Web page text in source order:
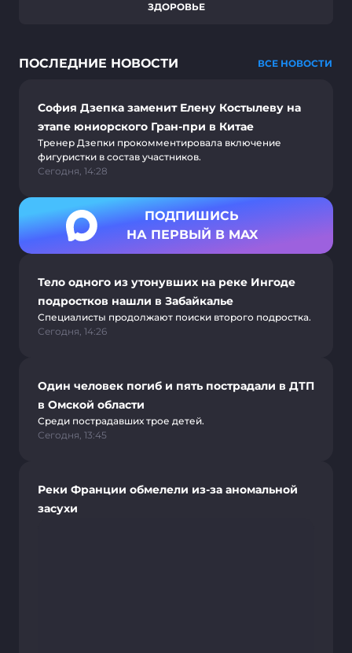
ЗДОРОВЬЕ
ПОСЛЕДНИЕ НОВОСТИ ВСЕ НОВОСТИ
София Дзепка заменит Елену Костылеву на
этапе юниорского Гран-при в Китае
Тренер Дзепки прокомментировала включение
фигуристки в состав участников.
Сегодня, 14:28
ПОДПИШИСЬ
НА ПЕРВЫЙ В MAX
Тело одного из утонувших на реке Ингоде
подростков нашли в Забайкалье
Специалисты продолжают поиски второго подростка.
Сегодня, 14:26
Один человек погиб и пять пострадали в ДТП
в Омской области
Среди пострадавших трое детей.
Сегодня, 13:45
Реки Франции обмелели из-за аномальной
засухи